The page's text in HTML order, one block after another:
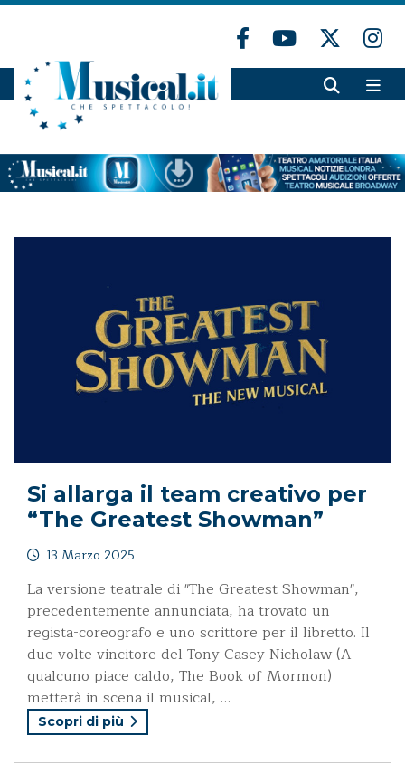
Si allarga il team creativo per
“The Greatest Showman”
13 Marzo 2025
La versione teatrale di "The Greatest Showman",
precedentemente annunciata, ha trovato un
regista-coreografo e uno scrittore per il libretto. Il
due volte vincitore del Tony Casey Nicholaw (A
qualcuno piace caldo, The Book of Mormon)
metterà in scena il musical, …
Scopri di più